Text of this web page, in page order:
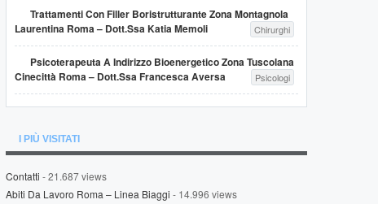
Trattamenti Con Filler Boristrutturante Zona Montagnola
Laurentina Roma – Dott.ssa Katia Memoli
Chirurghi
Psicoterapeuta A Indirizzo Bioenergetico Zona Tuscolana
Cinecittà Roma – Dott.ssa Francesca Aversa
Psicologi
I PIÙ VISITATI
Contatti - 21.687 views
Abiti Da Lavoro Roma – Linea Biaggi - 14.996 views